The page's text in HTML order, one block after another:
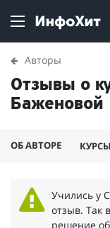
Авторы
Отзывы о
Баженовой
ОБ АВТОРЕ КУРСЫ
Учились у
отзыв. Так
решение